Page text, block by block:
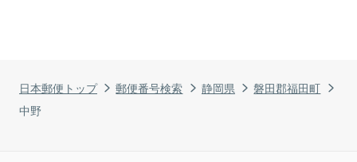
日本郵便トップ 郵便番号検索 静岡県
磐田郡福田町
中野